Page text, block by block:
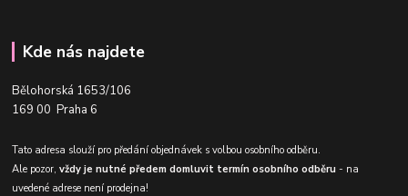
Kde nás najdete
Bělohorská 1653/106
169 00 Praha 6
Tato adresa slouží pro předání objednávek s volbou osobního odběru.
Ale pozor,vždy je nutné předem domluvit termín osobního odběru - na
uvedené adrese není prodejna!